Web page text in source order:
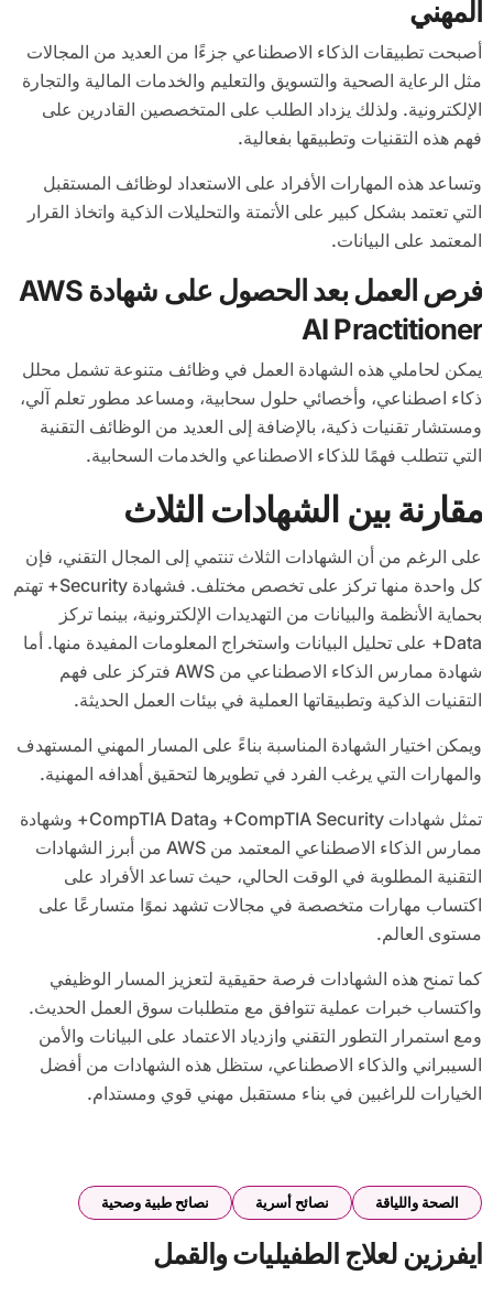
المهني
أصبحت تطبيقات الذكاء الاصطناعي جزءًا من العديد من المجالات
مثل الرعاية الصحية والتسويق والتعليم والخدمات المالية والتجارة
الإلكترونية. ولذلك يزداد الطلب على المتخصصين القادرين على
فهم هذه التقنيات وتطبيقها بفعالية.
وتساعد هذه المهارات الأفراد على الاستعداد لوظائف المستقبل
التي تعتمد بشكل كبير على الأتمتة والتحليلات الذكية واتخاذ القرار
المعتمد على البيانات.
فرص العمل بعد الحصول على شهادة AWS
AI Practitioner
يمكن لحاملي هذه الشهادة العمل في وظائف متنوعة تشمل محلل
ذكاء اصطناعي، وأخصائي حلول سحابية، ومساعد مطور تعلم آلي،
ومستشار تقنيات ذكية، بالإضافة إلى العديد من الوظائف التقنية
التي تتطلب فهمًا للذكاء الاصطناعي والخدمات السحابية.
مقارنة بين الشهادات الثلاث
على الرغم من أن الشهادات الثلاث تنتمي إلى المجال التقني، فإن
كل واحدة منها تركز على تخصص مختلف. فشهادة Security+ تهتم
بحماية الأنظمة والبيانات من التهديدات الإلكترونية، بينما تركز
Data+ على تحليل البيانات واستخراج المعلومات المفيدة منها. أما
شهادة ممارس الذكاء الاصطناعي من AWS فتركز على فهم
التقنيات الذكية وتطبيقاتها العملية في بيئات العمل الحديثة.
ويمكن اختيار الشهادة المناسبة بناءً على المسار المهني المستهدف
والمهارات التي يرغب الفرد في تطويرها لتحقيق أهدافه المهنية.
تمثل شهادات CompTIA Security+ وCompTIA Data+ وشهادة
ممارس الذكاء الاصطناعي المعتمد من AWS من أبرز الشهادات
التقنية المطلوبة في الوقت الحالي، حيث تساعد الأفراد على
اكتساب مهارات متخصصة في مجالات تشهد نموًا متسارعًا على
مستوى العالم.
كما تمنح هذه الشهادات فرصة حقيقية لتعزيز المسار الوظيفي
واكتساب خبرات عملية تتوافق مع متطلبات سوق العمل الحديث.
ومع استمرار التطور التقني وازدياد الاعتماد على البيانات والأمن
السيبراني والذكاء الاصطناعي، ستظل هذه الشهادات من أفضل
الخيارات للراغبين في بناء مستقبل مهني قوي ومستدام.
الصحة واللياقة نصائح أسرية نصائح طبية وصحية
ايفرزين لعلاج الطفيليات والقمل